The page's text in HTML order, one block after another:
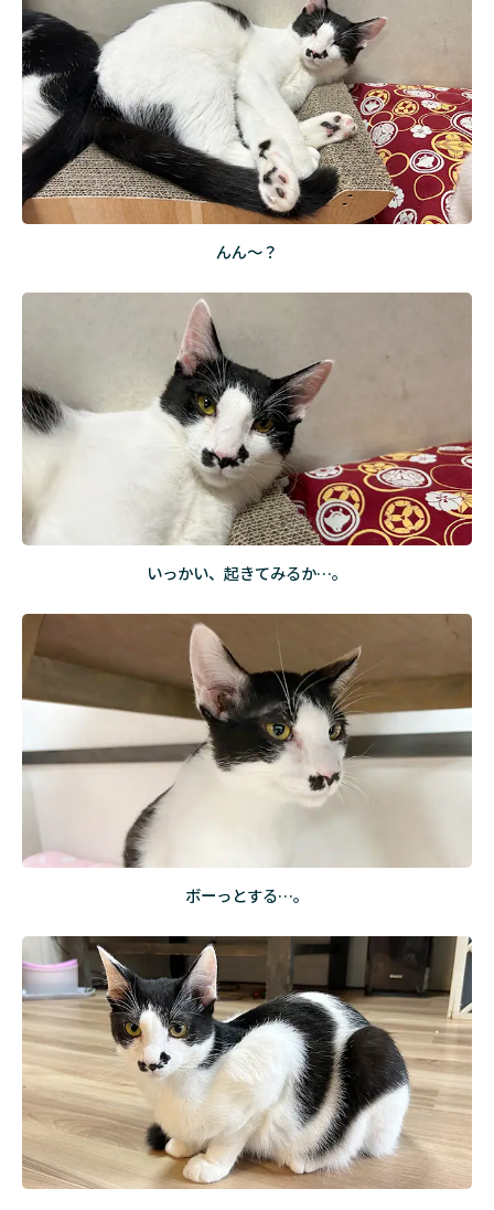
に、
会い
にい
こ
う。
ほ
ご
こ
ち
ゅ
んん～？
いっかい、起きてみるか…。
ボーっとする…。